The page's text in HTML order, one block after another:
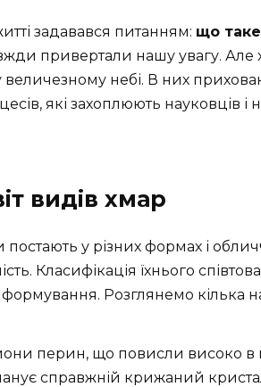
задавався питанням: що
привертали нашу увагу.
величезному небі. В них
які захоплюють науковців і
видів хмар
у різних формах і
Класифікація їхнього
формування. Розглянемо кілька
перин, що повисли високо в
справжній крижаний